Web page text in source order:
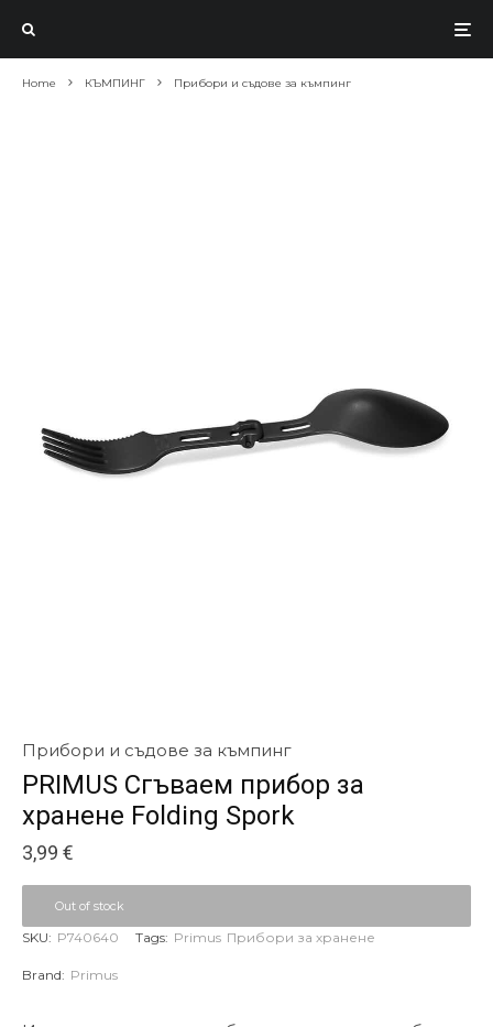
Home КЪМПИНГ Прибори и съдове за къмпинг
Прибори и съдове за къмпинг
PRIMUS Сгъваем прибор за
хранене Folding Spork
3,99 €
Out of stock
SKU: P740640 Tags: Primus Прибори за хранене
Brand: Primus